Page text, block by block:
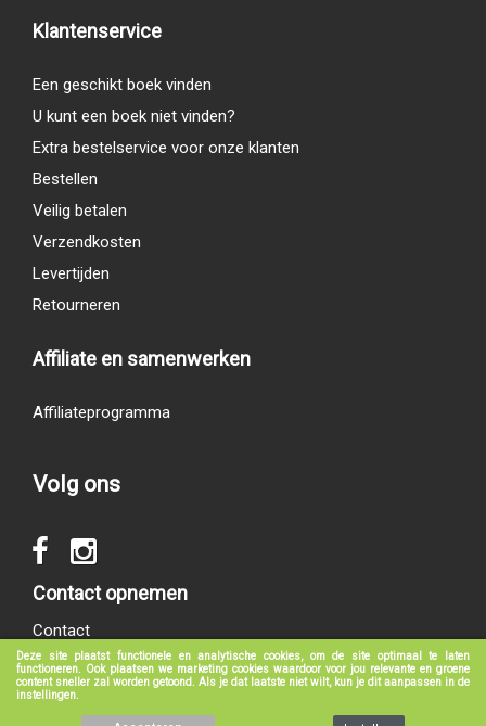
Deze site plaatst functionele en analytische cookies, om de site optimaal te laten
functioneren. Ook plaatsen we marketing cookies waardoor voor jou relevante en groene
content sneller zal worden getoond. Als je dat laatste niet wilt, kun je dit aanpassen in de
instellingen.
Klantenservice
Een geschikt boek vinden
U kunt een boek niet vinden?
Extra bestelservice voor onze klanten
Bestellen
Veilig betalen
Verzendkosten
Levertijden
Retourneren
Affiliate en samenwerken
Affiliateprogramma
Volg ons
Contact opnemen
Contact